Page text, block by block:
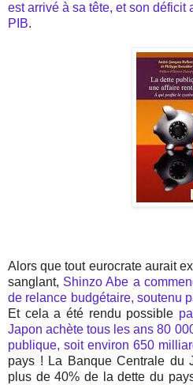
est arrivé à sa tête, et son déficit
PIB.
Alors que tout eurocrate aurait
sanglant, Shinzo Abe a
de relance budgétaire, soutenu
Et cela a été rendu possible
Japon achète tous les ans 80
publique, soit environ 650
pays ! La Banque Centrale du
plus de 40% de la dette du